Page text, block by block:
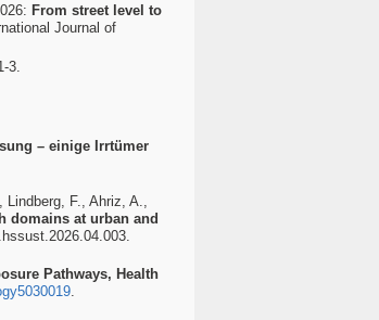
From street level to
Journal of
3.
– einige Irrtümer
F., Ahriz, A.,
domains at urban and
Pathways, Health
.